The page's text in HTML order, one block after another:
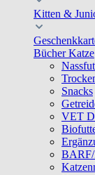
Kitten &
Bücher Katze
Snacks
VET
BARF/